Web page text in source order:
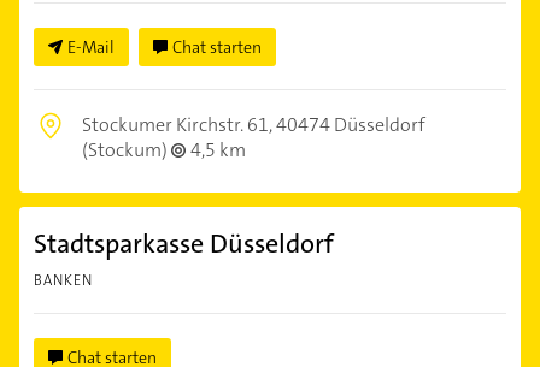
E-Mail Chat starten
Stockumer Kirchstr. 61,40474 Düsseldorf
(Stockum)
4,5 km
Stadtsparkasse Düsseldorf
BANKEN
Chat starten